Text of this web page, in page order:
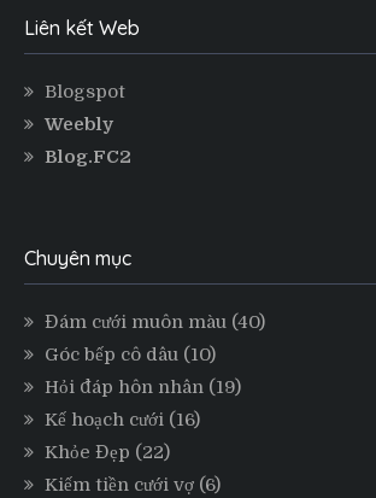
Liên kết Web
Blogspot
Weebly
Blog.FC2
Chuyên mục
Đám cưới muôn màu (40)
Góc bếp cô dâu (10)
Hỏi đáp hôn nhân (19)
Kế hoạch cưới (16)
Khỏe Đẹp (22)
Kiếm tiền cưới vợ (6)